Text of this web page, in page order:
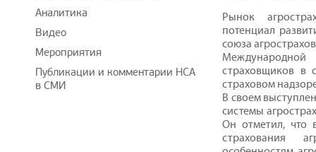
Рынок
потенциал
союза
страховщиков в
страховом
В своем
системы
Он отметил, что
страхования
Аналитика
Видео
Мероприятия
Публикации и комментарии НСА
в СМИ